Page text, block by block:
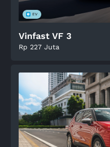
Vinfast VF 3
Rp 227 Juta